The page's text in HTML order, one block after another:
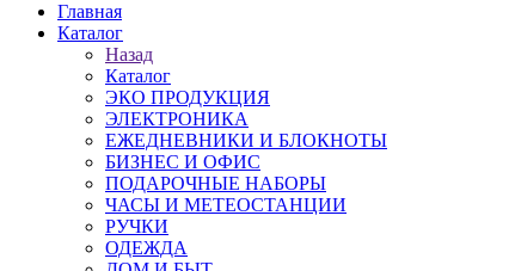
Главная
Каталог
Назад
Каталог
ЭКО ПРОДУКЦИЯ
ЭЛЕКТРОНИКА
ЕЖЕДНЕВНИКИ И БЛОКНОТЫ
БИЗНЕС И ОФИС
ПОДАРОЧНЫЕ НАБОРЫ
ЧАСЫ И МЕТЕОСТАНЦИИ
РУЧКИ
ОДЕЖДА